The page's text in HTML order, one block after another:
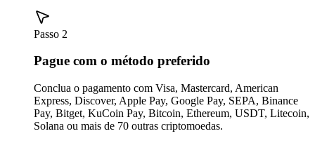
Passo 2
Pague com o método preferido
Conclua o pagamento com Visa, Mastercard, American
Express, Discover, Apple Pay, Google Pay, SEPA, Binance
Pay, Bitget, KuCoin Pay, Bitcoin, Ethereum, USDT, Litecoin,
Solana ou mais de 70 outras criptomoedas.